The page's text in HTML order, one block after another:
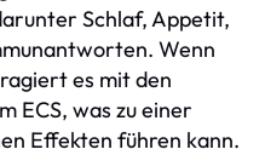
Schlaf, Appetit,
Wenn
es mit den
ECS, was zu einer
Effekten führen kann.